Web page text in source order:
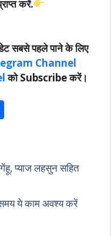
करें.
सबसे पहले पाने के लिए
Channel
को Subscribe करें।
eप्याज लहसुन सहित
समय ये काम अवश्य करें